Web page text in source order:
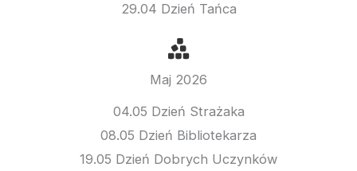
29.04 Dzień Tańca
Maj 2026
04.05 Dzień Strażaka
08.05 Dzień Bibliotekarza
19.05 Dzień Dobrych Uczynków